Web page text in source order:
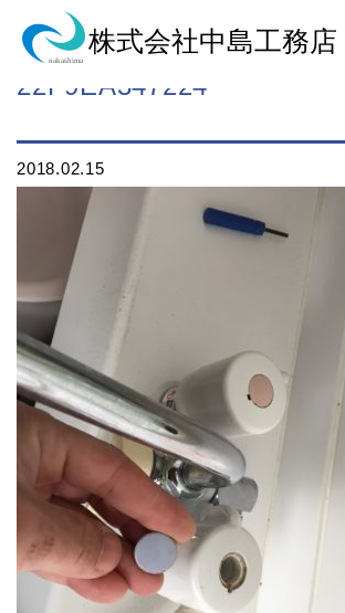
1B8CB107-78DC-43A4-
22F9EA347224
2018.02.15